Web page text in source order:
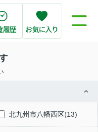
履歴 お気に入り
北九州市八幡西区(13)